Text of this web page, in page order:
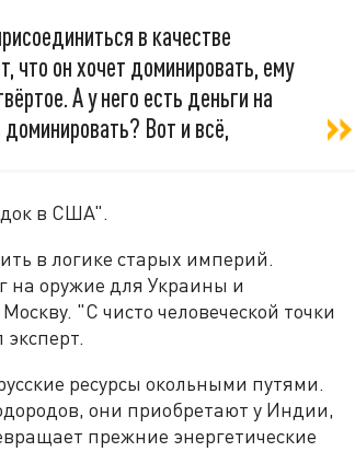
в качестве
что он хочет доминировать, ему
А у него есть деньги на
Вот и всё,
в США".
в логике старых империй.
на оружие для Украины и
"С чисто человеческой точки
ресурсы окольными путями.
они приобретают у Индии,
прежние энергетические